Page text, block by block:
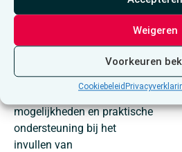
Weigeren
Voorkeuren
Cookiebeleid
wilsverklaringen (euthanasie,
orgaandonatie, laatste
wilsbeschikking). Tijdens
deze infosessie geven we
informatie over de wettelijke
mogelijkheden en praktische
ondersteuning bij het
invullen van